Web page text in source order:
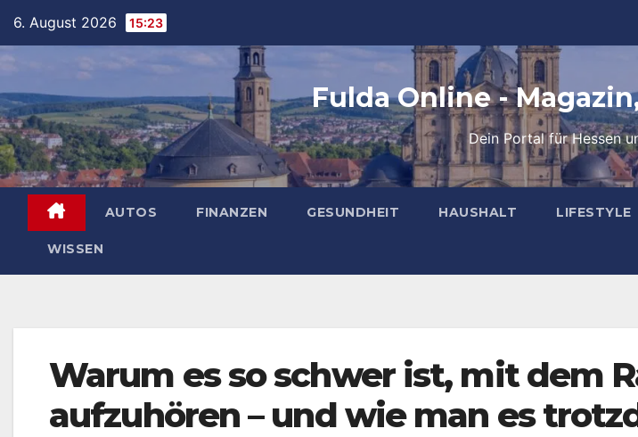
content
6. August 2026 15:23
Fulda Online -
Dein Portal für Hessen
AUTOS FINANZEN GESUNDHEIT HAUSHALT LIFESTYLE
WISSEN
Warum es so schwer ist, mit dem
aufzuhören – und wie man es